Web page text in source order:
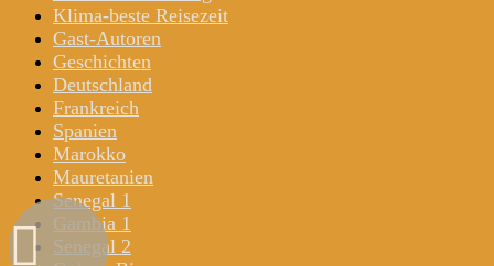
Klima-beste Reisezeit
Gast-Autoren
Geschichten
Deutschland
Frankreich
Spanien
Marokko
Mauretanien
Senegal 1
Gambia 1
Senegal 2